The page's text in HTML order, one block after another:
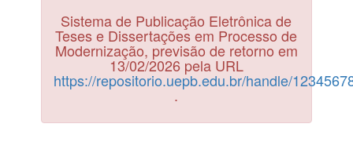
Sistema de Publicação Eletrônica de
Teses e Dissertações em Processo de
Modernização, previsão de retorno em
13/02/2026 pela URL
https://repositorio.uepb.edu.br/handle/
.